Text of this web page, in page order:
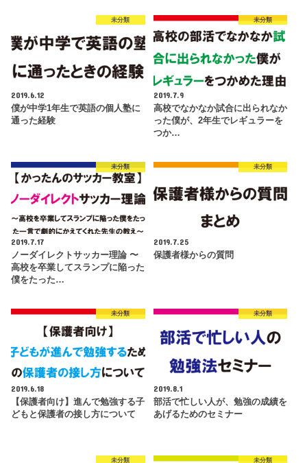
未分類
2019.6.12
僕が中学1年生で英語の個人塾に
通った経験
未分類
2019.7.9
高校でなかなか試合に出られなか
った僕が、2年生でレギュラーを
つか…
未分類
2019.7.17
ノーダイレクトサッカー理論 〜
高校を卒業してスランプに陥った
僕をたった…
未分類
2019.7.25
保護者様からの質問
未分類
2019.6.18
【保護者向け】進んで勉強する子
どもと保護者の接し方について
未分類
2019.8.1
部活で忙しい人が、勉強の成績を
あげるためのセミナー
未分類 未分類